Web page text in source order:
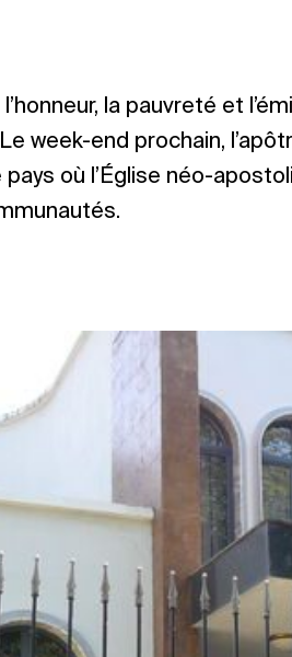
l’honneur, la pauvreté et
week-end prochain,
où l’Église néo-